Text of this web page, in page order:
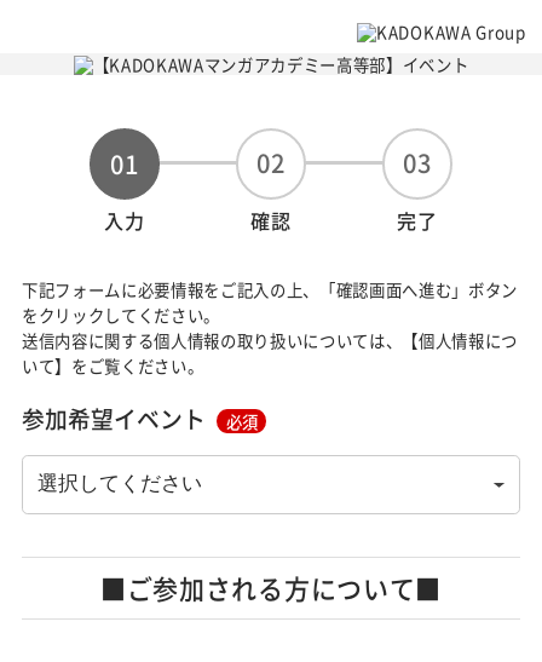
01
入力
02
確認
03
完了
下記フォームに必要情報をご記入の上、「確認画面へ進む」ボタン
をクリックしてください。
送信内容に関する個人情報の取り扱いについては、【個人情報につ
いて】をご覧ください。
参加希望イベント 必須
■ご参加される方について■